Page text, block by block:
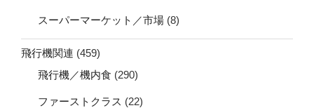
スーパーマーケット／市場 (8)
飛行機関連 (459)
飛行機／機内食 (290)
ファーストクラス (22)